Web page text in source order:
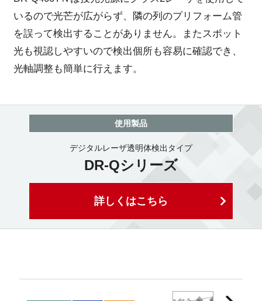
いるので光芒が広がらず、隣の列のプリフォーム管
を誤って検出することがありません。またスポット
光も視認しやすいので検出個所も容易に確認でき、
光軸調整も簡単に行えます。
使用製品
デジタルレーザ透明体検出タイプ
DR-Qシリーズ
詳しくはこちら